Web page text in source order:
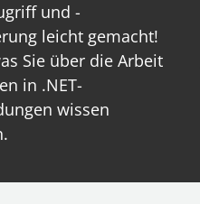
und -
leicht gemacht!
Sie über die Arbeit
in .NET-
wissen